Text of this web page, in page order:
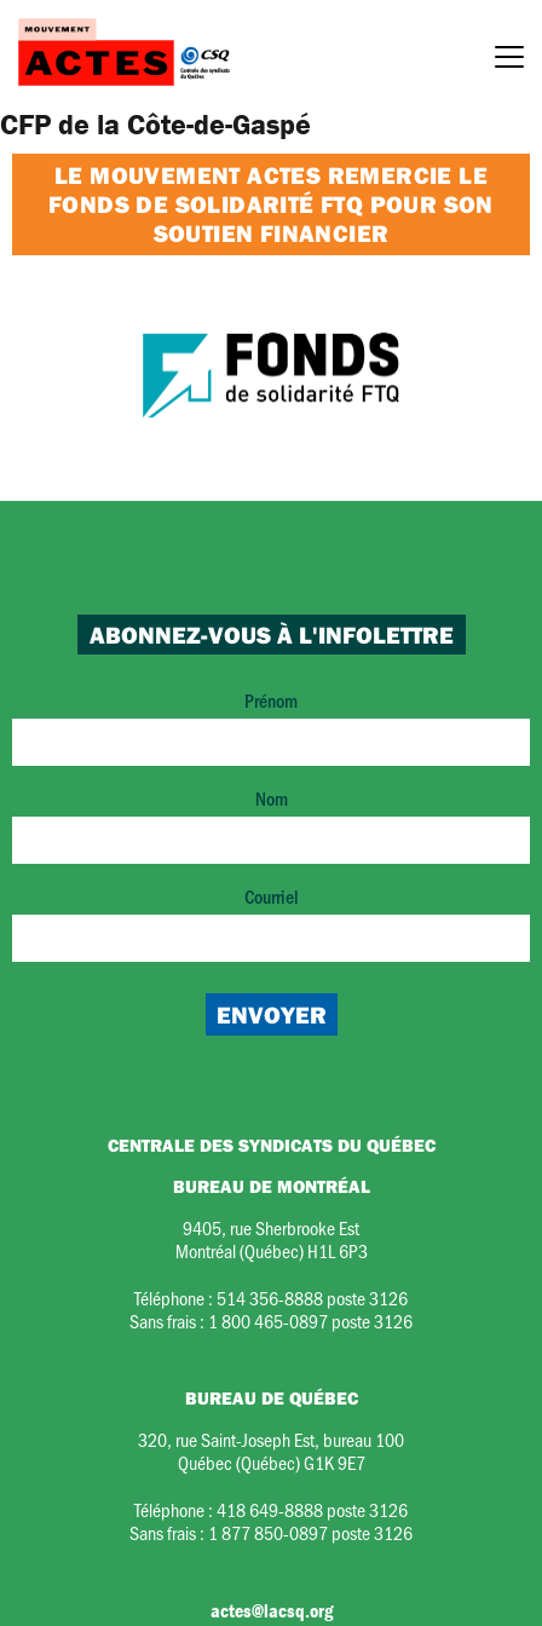
Passer
contenu
CFP de la Côte-de-Gaspé
LE MOUVEMENT ACTES REMERCIE LE
FONDS DE SOLIDARITÉ FTQ POUR SON
SOUTIEN FINANCIER
ABONNEZ-VOUS À L'INFOLETTRE
Prénom
Nom
Courriel
CENTRALE DES SYNDICATS DU QUÉBEC
BUREAU DE MONTRÉAL
9405, rue Sherbrooke Est
Montréal (Québec) H1L 6P3
Téléphone : 514 356-8888 poste 3126
Sans frais : 1 800 465-0897 poste 3126
BUREAU DE QUÉBEC
320, rue Saint-Joseph Est, bureau 100
Québec (Québec) G1K 9E7
Téléphone :418 649-8888 poste 3126
Sans frais : 1 877 850-0897 poste 3126
actes@lacsq.org